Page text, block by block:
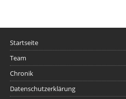
Startseite
Team
Chronik
Datenschutzerklärung